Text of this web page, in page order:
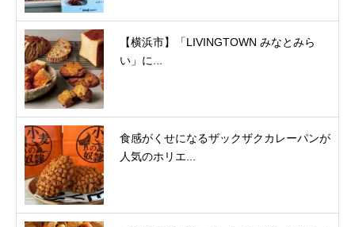
【横浜市】「LIVINGTOWN みなとみら
い」に...
食感がくせになるザックザクカレーパンが
人気のホリエ...